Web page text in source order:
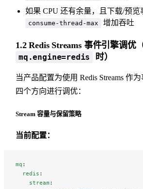
如果 CPU 还有余量，且下载/预
consume-thread-max 增加吞吐
1.2 Redis Streams 事件引擎调优
mq.engine=redis 时）
当产品配置为使用 Redis Streams 作
四个方向进行调优：
Stream 容量与保留策略
当前配置：
mq :
  redis
:
    stream
: